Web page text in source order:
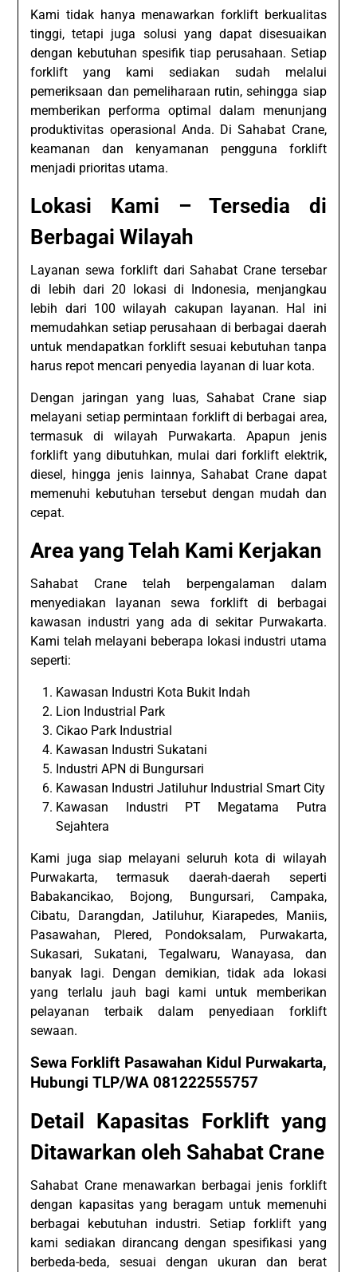
Kami tidak hanya menawarkan forklift berkualitas
tinggi, tetapi juga solusi yang dapat disesuaikan
dengan kebutuhan spesifik tiap perusahaan. Setiap
forklift yang kami sediakan sudah melalui
pemeriksaan dan pemeliharaan rutin, sehingga siap
memberikan performa optimal dalam menunjang
produktivitas operasional Anda. Di Sahabat Crane,
keamanan dan kenyamanan pengguna forklift
menjadi prioritas utama.
Lokasi Kami – Tersedia di
Berbagai Wilayah
Layanan sewa forklift dari Sahabat Crane tersebar
di lebih dari 20 lokasi di Indonesia, menjangkau
lebih dari 100 wilayah cakupan layanan. Hal ini
memudahkan setiap perusahaan di berbagai daerah
untuk mendapatkan forklift sesuai kebutuhan tanpa
harus repot mencari penyedia layanan di luar kota.
Dengan jaringan yang luas, Sahabat Crane siap
melayani setiap permintaan forklift di berbagai area,
termasuk di wilayah Purwakarta. Apapun jenis
forklift yang dibutuhkan, mulai dari forklift elektrik,
diesel, hingga jenis lainnya, Sahabat Crane dapat
memenuhi kebutuhan tersebut dengan mudah dan
cepat.
Area yang Telah Kami Kerjakan
Sahabat Crane telah berpengalaman dalam
menyediakan layanan sewa forklift di berbagai
kawasan industri yang ada di sekitar Purwakarta.
Kami telah melayani beberapa lokasi industri utama
seperti:
Kawasan Industri Kota Bukit Indah
Lion Industrial Park
Cikao Park Industrial
Kawasan Industri Sukatani
Industri APN di Bungursari
Kawasan Industri Jatiluhur Industrial Smart City
Kawasan Industri PT Megatama Putra
Sejahtera
Kami juga siap melayani seluruh kota di wilayah
Purwakarta, termasuk daerah-daerah seperti
Babakancikao, Bojong, Bungursari, Campaka,
Cibatu, Darangdan, Jatiluhur, Kiarapedes, Maniis,
Pasawahan, Plered, Pondoksalam, Purwakarta,
Sukasari, Sukatani, Tegalwaru, Wanayasa, dan
banyak lagi. Dengan demikian, tidak ada lokasi
yang terlalu jauh bagi kami untuk memberikan
pelayanan terbaik dalam penyediaan forklift
sewaan.
Sewa Forklift Pasawahan Kidul Purwakarta,
Hubungi TLP/WA 081222555757
Detail Kapasitas Forklift yang
Ditawarkan oleh Sahabat Crane
Sahabat Crane menawarkan berbagai jenis forklift
dengan kapasitas yang beragam untuk memenuhi
berbagai kebutuhan industri. Setiap forklift yang
kami sediakan dirancang dengan spesifikasi yang
berbeda-beda, sesuai dengan ukuran dan berat